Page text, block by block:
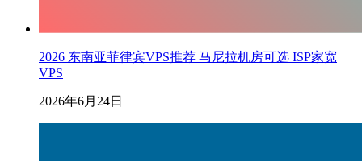
2026 东南亚菲律宾VPS推荐 马尼拉机房可选 ISP家宽
VPS
2026年6月24日